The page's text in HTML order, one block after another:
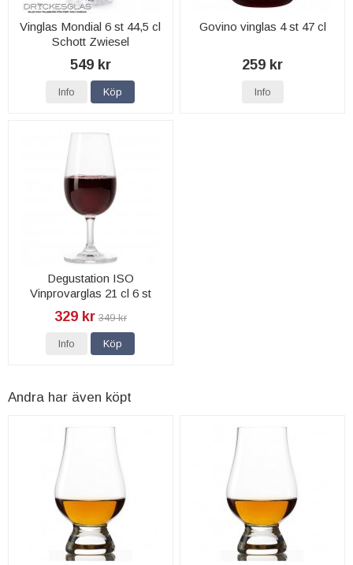
Vinglas Mondial 6 st 44,5 cl
Schott Zwiesel
549 kr
Info Köp
Govino vinglas 4 st 47 cl
259 kr
Info
Degustation ISO
Vinprovarglas 21 cl 6 st
329 kr 349 kr
Info Köp
Andra har även köpt